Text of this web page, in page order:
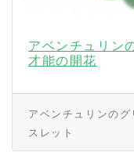
アベンチュリン
才能の開花
アベンチュリンの
スレット